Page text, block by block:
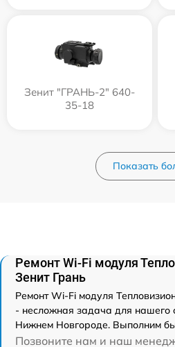
Зенит "ГРАНЬ-2" 640-
35-18
Показать
Ремонт Wi-Fi модуля
Зенит Грань
Ремонт Wi-Fi модуля
- несложная задача для нашего
Нижнем Новгороде. Выполним
Позвоните нам и наш